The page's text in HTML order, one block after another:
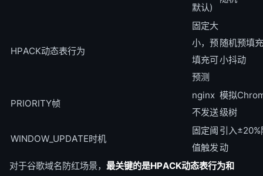
默认)
HPACK动态表行为
固定大
小，预
填充可
预测
随机预填
小抖动
PRIORITY帧
nginx
不发送
模拟
级树
WINDOW_UPDATE时机
固定阈
值触发
引入±20%
动
对于谷歌域名防红场景， 最关键的是HPACK动态表行为和